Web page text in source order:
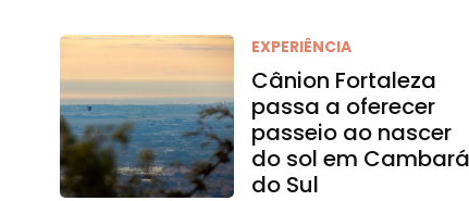
EXPERIÊNCIA
Cânion Fortaleza
passa a oferecer
passeio ao nascer
do sol em Cambará
do Sul